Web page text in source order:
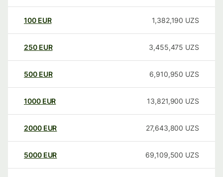
100 EUR 1,382,190 UZS
250 EUR 3,455,475 UZS
500 EUR 6,910,950 UZS
1000 EUR 13,821,900 UZS
2000 EUR 27,643,800 UZS
5000 EUR 69,109,500 UZS